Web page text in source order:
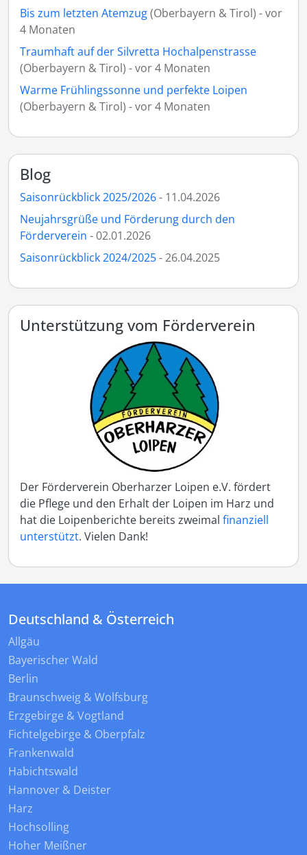
Bis zum letzten Atemzug(Oberbayern & Tirol) - vor
4 Monaten
Traumhaft auf der Silvretta Hochalpenstrasse
(Oberbayern & Tirol) - vor 4 Monaten
Warme Frühlingssonne und perfekte Loipen
(Oberbayern & Tirol) - vor 4 Monaten
Blog
Saisonrückblick 2025/2026- 11.04.2026
Neujahrsgrüße und Förderung durch den
Förderverein - 02.01.2026
Saisonrückblick 2024/2025- 26.04.2025
Unterstützung vom Förderverein
Der Förderverein Oberharzer Loipen e.V. fördert
die Pflege und den Erhalt der Loipen im Harz und
hat die Loipenberichte bereits zweimal finanziell
unterstützt. Vielen Dank!
Deutschland & Österreich
Allgäu
Bayerischer Wald
Berlin
Braunschweig & Wolfsburg
Erzgebirge & Vogtland
Fichtelgebirge & Oberpfalz
Frankenwald
Habichtswald
Hannover & Deister
Harz
Hochsolling
Hoher Meißner